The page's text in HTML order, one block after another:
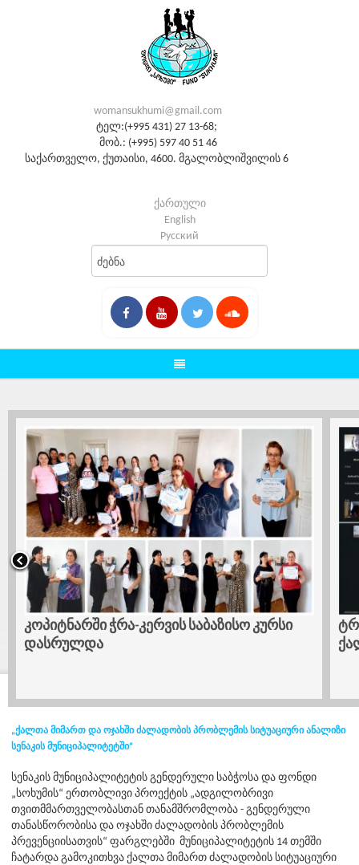
womansukhumi@gmail.com
ტელ:(+995 431) 27 13-68;
მობ.: (+995) 597 40 51 46
საქართველო, ქუთაისი, 4600. მგალობლიშვილის 6
ქართული
English
Русский
კოპიტნარში ჭრა-კერვის საბაზისო კურსი
დასრულდა
„ქალთა მიმართ და ოჯახში ძალადობის პრობლემის სიტუაციური ანალიზი
სენაკის მუნიციპალიტეტში“
სენაკის მუნიციპალიტეტის გენდერული საბჭოსა და ფონდი
„სოხუმის“ ერთობლივი პროექტის „ადგილობრივი
თვითმმართველობასთან თანამშრომლობა - გენდერული
თანასწორობისა და ოჯახში ძალადობის პრობლემის
პრევენციისათვის“ ფარგლებში მუნიციპალიტეტის 14 თემში
ჩატარდა გამოკითხვა ქალთა მიმართ ძალადობის სიტუაციური